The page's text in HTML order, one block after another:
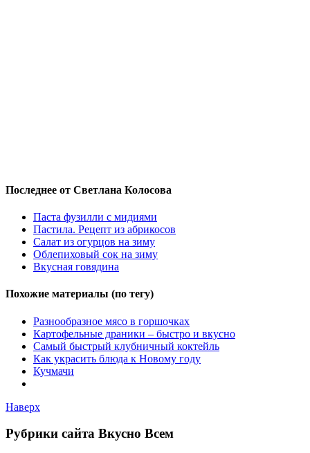
Последнее от Светлана Колосова
Паста фузилли с мидиями
Пастила. Рецепт из абрикосов
Салат из огурцов на зиму
Облепиховый сок на зиму
Вкусная говядина
Похожие материалы (по тегу)
Разнообразное мясо в горшочках
Картофельные драники – быстро и вкусно
Самый быстрый клубничный коктейль
Как украсить блюда к Новому году
Кучмачи
Наверх
Рубрики сайта Вкусно Всем